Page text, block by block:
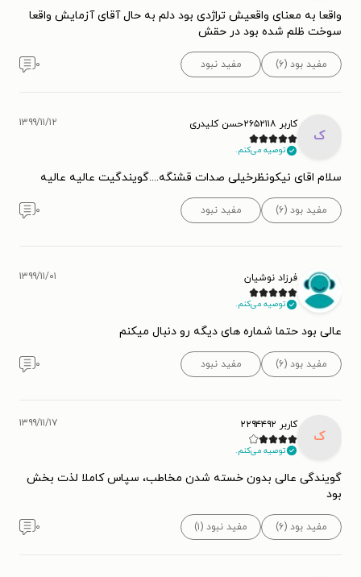
واقعا به معنای واقعیش تراژدی بود دلم به حال آقای آزمایش واقعا
سوخت ظلم شده بود در حقش
مفید بود (۶) مفید نبود ۰
ک
کاربر ۲۶۵۲۱۱۸حسن کلیدری
توصیه می‌کنم.
۱۳۹۹/۱۱/۱۲
سلام اقای نیکونظرخیلی صدات قشنگه....گویندگیت عالیه عالیه
مفید بود (۶) مفید نبود ۰
فرزاد نوشیان
توصیه می‌کنم.
۱۳۹۹/۱۱/۰۱
عالی بود حتما شماره های دیگه رو دنبال میکنم
مفید بود (۶) مفید نبود ۰
ک
کاربر ۲۲۹۴۴۹۲
توصیه می‌کنم.
۱۳۹۹/۱۱/۱۷
گویندگی عالی بدون خسته شدن مخاطب، سپاس کاملا لذت بخش
بود
مفید بود (۶) مفید نبود (۱) ۰